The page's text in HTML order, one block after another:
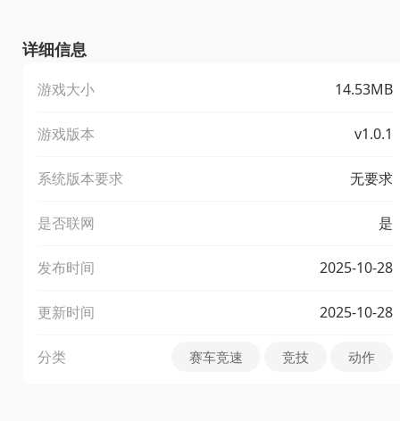
详细信息
游戏大小 14.53MB
游戏版本 v1.0.1
系统版本要求 无要求
是否联网 是
发布时间 2025-10-28
更新时间 2025-10-28
分类 赛车竞速 竞技 动作